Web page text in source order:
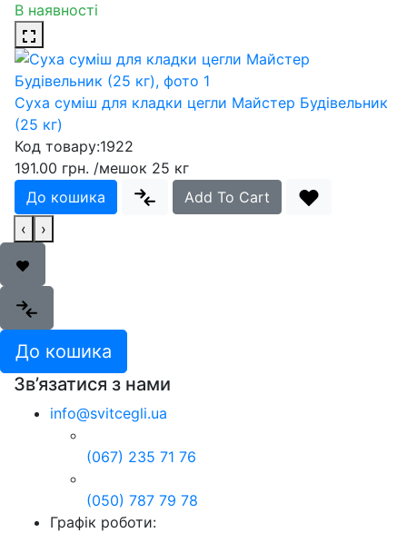
В наявності
Суха суміш для кладки цегли Майстер Будівельник
(25 кг)
Код товару:1922
191.00 грн. /мешок 25 кг
До кошика
Add To Cart
‹
›
До кошика
Зв’язатися з нами
info@svitcegli.ua
(067) 235 71 76
(050) 787 79 78
Графік роботи: